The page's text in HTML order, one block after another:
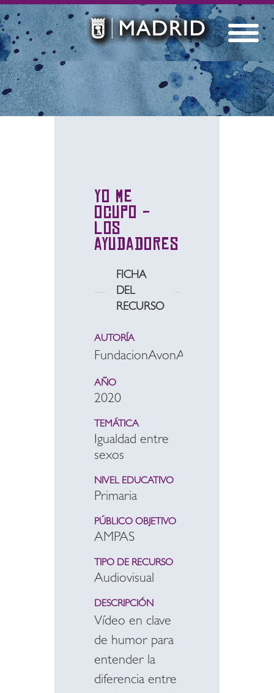
Yo me
ocupo -
Los
ayudadores
FICHA
DEL
RECURSO
AUTORÍA
FundacionAvonArg
AÑO
2020
TEMÁTICA
Igualdad entre
sexos
NIVEL EDUCATIVO
Primaria
PÚBLICO OBJETIVO
AMPAS
TIPO DE RECURSO
Audiovisual
DESCRIPCIÓN
Vídeo en clave
de humor para
entender la
diferencia entre